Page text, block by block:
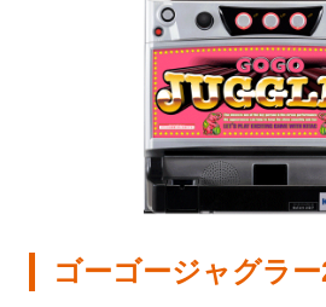
システムサポート
印刷製本機器
会社情報
ゴーゴージャグラ